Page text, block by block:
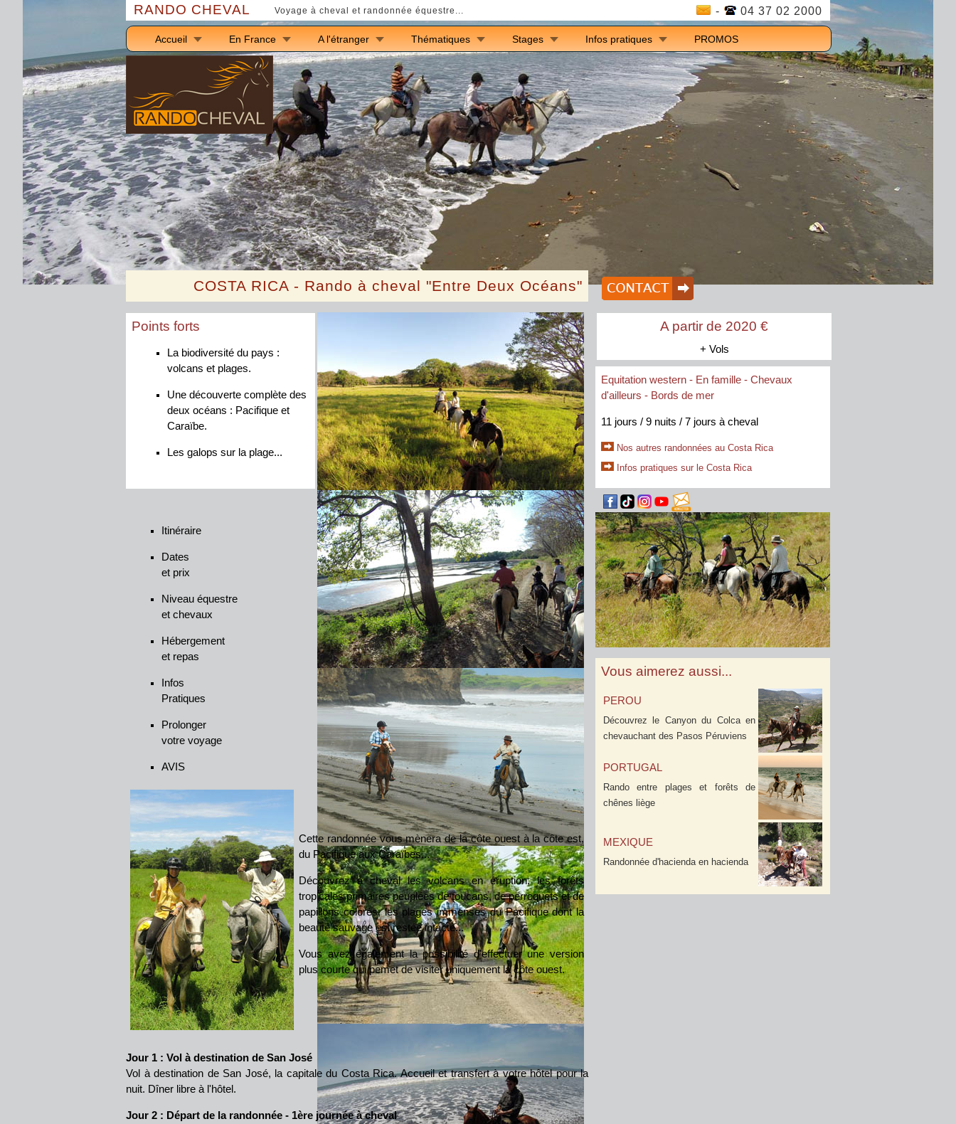
RANDO CHEVAL Voyage à cheval et randonnée équestre... - 04 37 02 2000
Accueil En France A l'étranger Thématiques Stages Infos pratiques PROMOS
COSTA RICA - Rando à cheval "Entre Deux Océans"
Itinéraire
Dates
et prix
Niveau équestre
et chevaux
Hébergement
et repas
Infos
Pratiques
Prolonger
votre voyage
AVIS
Cette randonnée vous mènera de la côte ouest à la côte est,
du Pacifique aux Caraïbes...
Découvrez à cheval les volcans en éruption, les forêts
tropicales primaires peuplées de toucans, de perroquets et de
papillons colorés, les plages immenses du Pacifique dont la
beauté sauvage est restée intacte...
Vous avez également la possibilité d'effectuer une version
plus courte qui pemet de visiter uniquement la côte ouest.
Jour 1 : Vol à destination de San José
Vol à destination de San José, la capitale du Costa Rica. Accueil et transfert à votre hôtel pour la
nuit. Dîner libre à l'hôtel.
Jour 2 : Départ de la randonnée - 1ère journée à cheval
Points forts
La biodiversité du pays :
volcans et plages.
Une découverte complète des
deux océans : Pacifique et
Caraïbe.
Les galops sur la plage...
A partir de 2020 €
+ Vols
Equitation western - En famille - Chevaux
d'ailleurs - Bords de mer
11 jours / 9 nuits / 7 jours à cheval
Nos autres randonnées au Costa Rica
Infos pratiques sur le Costa Rica
Vous aimerez aussi...
PEROU
Découvrez le Canyon du Colca en
chevauchant des Pasos Péruviens
PORTUGAL
Rando entre plages et forêts de
chênes liège
MEXIQUE
Randonnée d'hacienda en hacienda